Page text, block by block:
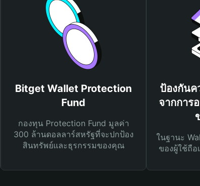
Bitget Wallet Protection
Fund
กองทุน Protection Fund มูลค่า
300 ล้านดอลลาร์สหรัฐที่จะปกป้อง
สินทรัพย์และธุรกรรมของคุณ
ป้องกันค
จากการ
ในฐานะ
ของผู้ใช้ถื